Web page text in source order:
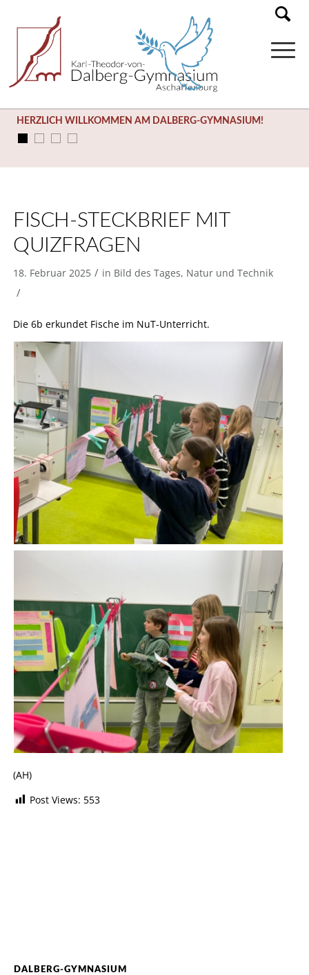
HERZLICH WILLKOMMEN AM DALBERG-GYMNASIUM!
FISCH-STECKBRIEF MIT
QUIZFRAGEN
18. Februar 2025 / in Bild des Tages, Natur und Technik
/
Die 6b erkundet Fische im NuT-Unterricht.
(AH)
Post Views: 553
DALBERG-GYMNASIUM